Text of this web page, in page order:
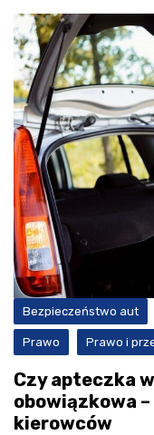
Bezpieczeństwo aut
Prawo Prawo i
Czy apteczka
obowiązkowa
kierowców